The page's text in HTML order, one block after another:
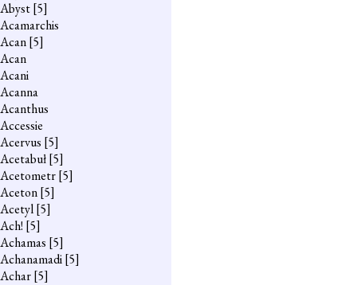
Abyst[5]
Acamarchis
Acan[5]
Acan
Acani
Acanna
Acanthus
Accessie
Acervus [5]
Acetabuł[5]
Acetometr[5]
Aceton[5]
Acetyl[5]
Ach! [5]
Achamas [5]
Achanamadi[5]
Achar[5]